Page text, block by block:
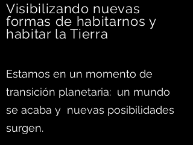
Visibilizando nuevas
formas de habitarnos y
habitar la Tierra
Estamos en un momento de
transición planetaria: un mundo
se acaba y nuevas posibilidades
surgen.